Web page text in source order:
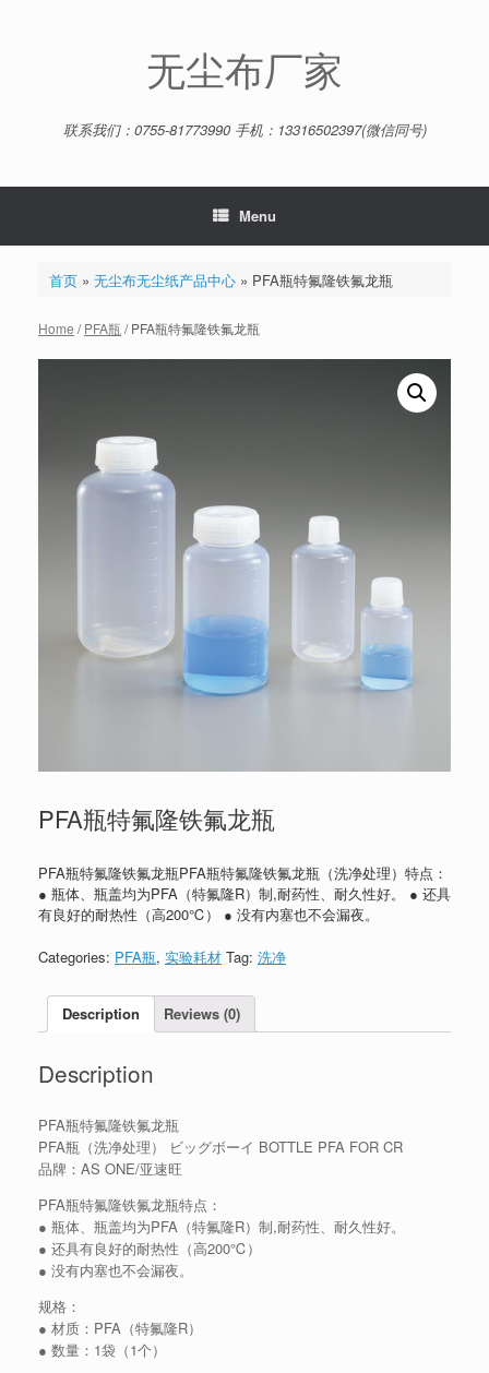
无尘布厂家
联系我们：0755-81773990 手机：13316502397(微信同号)
Menu
首页» 无尘布无尘纸产品中心» PFA瓶特氟隆铁氟龙瓶
Home /PFA瓶 / PFA瓶特氟隆铁氟龙瓶
PFA瓶特氟隆铁氟龙瓶
PFA瓶特氟隆铁氟龙瓶PFA瓶特氟隆铁氟龙瓶（洗净处理）特点：
● 瓶体、瓶盖均为PFA（特氟隆R）制,耐药性、耐久性好。 ● 还具
有良好的耐热性（高200℃） ● 没有内塞也不会漏夜。
Categories: PFA瓶, 实验耗材 Tag: 洗净
Description Reviews (0)
Description
PFA瓶特氟隆铁氟龙瓶
PFA瓶（洗净处理） ビッグボーイ BOTTLE PFA FOR CR
品牌：AS ONE/亚速旺
PFA瓶特氟隆铁氟龙瓶特点：
● 瓶体、瓶盖均为PFA（特氟隆R）制,耐药性、耐久性好。
● 还具有良好的耐热性（高200℃）
● 没有内塞也不会漏夜。
规格：
● 材质：PFA（特氟隆R）
● 数量：1袋（1个）